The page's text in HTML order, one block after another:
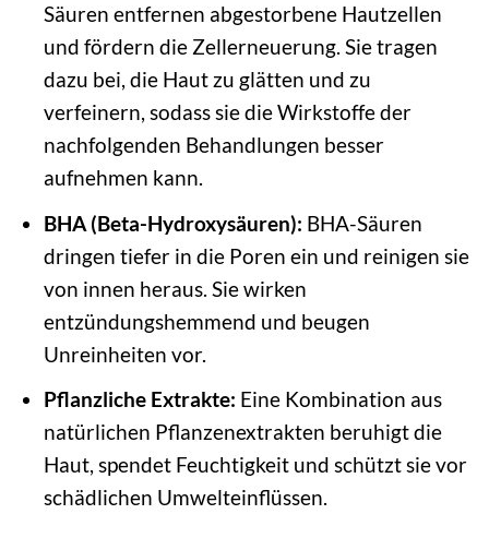
Säuren entfernen abgestorbene Hautzellen
und fördern die Zellerneuerung. Sie tragen
dazu bei, die Haut zu glätten und zu
verfeinern, sodass sie die Wirkstoffe der
nachfolgenden Behandlungen besser
aufnehmen kann.
BHA (Beta-Hydroxysäuren): BHA-Säuren
dringen tiefer in die Poren ein und reinigen sie
von innen heraus. Sie wirken
entzündungshemmend und beugen
Unreinheiten vor.
Pflanzliche Extrakte: Eine Kombination aus
natürlichen Pflanzenextrakten beruhigt die
Haut, spendet Feuchtigkeit und schützt sie vor
schädlichen Umwelteinflüssen.